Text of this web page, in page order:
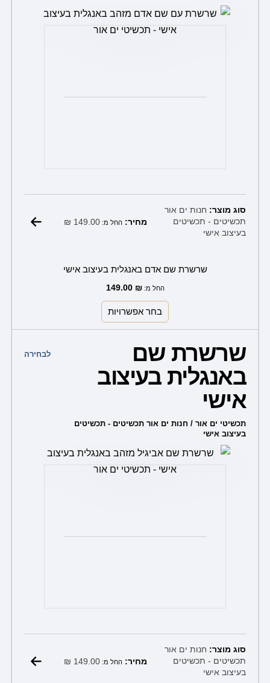
סוג מוצר: חנות ים אור
תכשיטים - תכשיטים
בעיצוב אישי
מחיר: החל מ: 149.00
₪
שרשרת שם אדם באנגלית בעיצוב אישי
החל מ: 149.00 ₪
בחר אפשרויות
את
האפשרויות
שרשרת שם
באנגלית בעיצוב
אישי
תכשיטי ים אור / חנות ים אור תכשיטים - תכשיטים
בעיצוב אישי
לבחירה
סוג מוצר: חנות ים אור
תכשיטים - תכשיטים
בעיצוב אישי
מחיר: החל מ: 149.00
₪
יש
מספר
את
האפשרויות